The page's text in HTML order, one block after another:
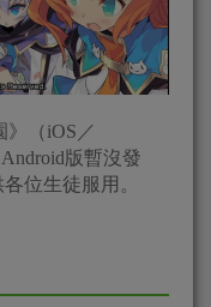
》（iOS／
版暫沒發
位生徒服用。